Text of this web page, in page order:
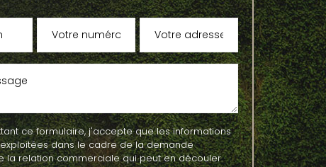
ce formulaire, j'accepte que les informations
dans le cadre de la demande
la relation commerciale qui peut en découler.